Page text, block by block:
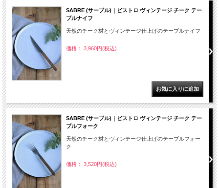
SABRE (サーブル)｜ビストロ ヴィンテージ チーク テー
ブルナイフ
天然のチーク材とヴィンテージ仕上げのテーブルナイフ
価格： 3,960円(税込)
SABRE (サーブル)｜ビストロ ヴィンテージ チーク テー
ブルフォーク
天然のチーク材とヴィンテージ仕上げのテーブルフォー
ク
価格： 3,520円(税込)